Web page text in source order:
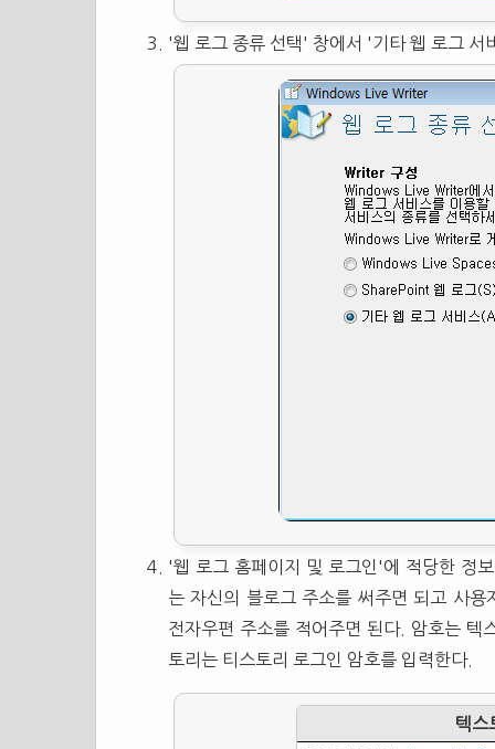
'웹 로그 종류 선택' 창에서 '기타 웹 로그
'웹 로그 홈페이지 및 로그인'에 적당한 정
는 자신의 블로그 주소를 써주면 되고 사
전자우편 주소를 적어주면 된다. 암호는 텍
토리는 티스토리 로그인 암호를 입력한다.
텍스